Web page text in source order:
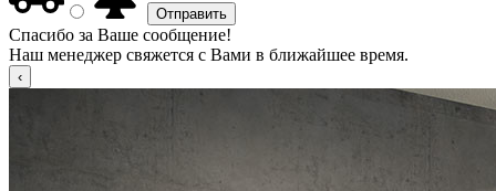
Спасибо за Ваше сообщение!
Наш менеджер свяжется с Вами в ближайшее время.